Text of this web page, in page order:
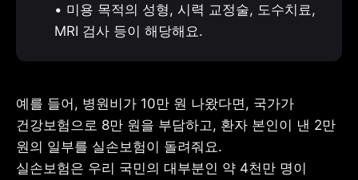
• 미용 목적의 성형, 시력 교정술, 도수치료,
MRI 검사 등이 해당해요.
예를 들어, 병원비가 10만 원 나왔다면, 국가가
건강보험으로 8만 원을 부담하고, 환자 본인이 낸 2만
원의 일부를 실손보험이 돌려줘요.
실손보험은 우리 국민의 대부분인 약 4천만 명이